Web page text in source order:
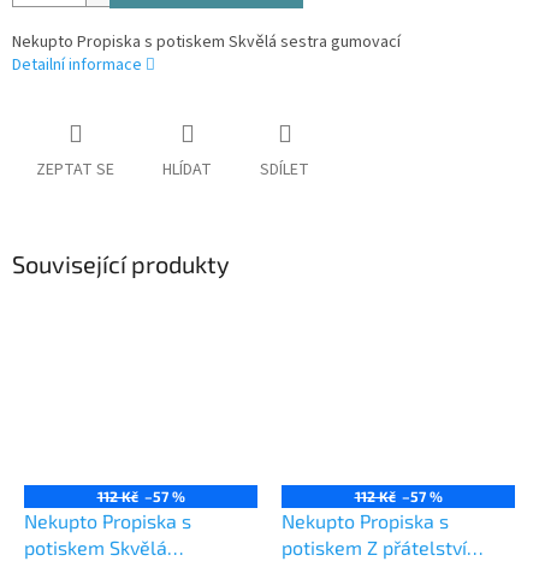
Nekupto Propiska s potiskem Skvělá sestra gumovací
Detailní informace
ZEPTAT SE HLÍDAT SDÍLET
Související produkty
112 Kč –57 %
Nekupto Propiska s
potiskem Skvělá
112 Kč –57 %
Nekupto Propiska s
potiskem Z přátelství